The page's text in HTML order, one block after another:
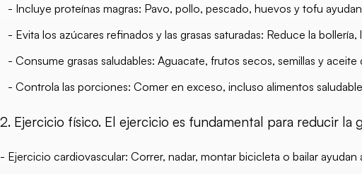
- Incluye proteínas magras: Pavo, pollo, pescado, huevos y tofu
- Evita los azúcares refinados y las grasas saturadas: Reduce la
- Consume grasas saludables: Aguacate, frutos secos, semillas y
- Controla las porciones: Comer en exceso, incluso alimentos
2. Ejercicio físico. El ejercicio es fundamental para reducir la
- Ejercicio cardiovascular: Correr, nadar, montar bicicleta o bailar ayudan